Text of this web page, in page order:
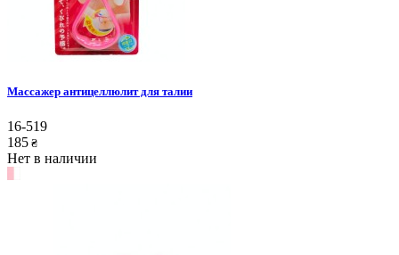
Массажер антицеллюлит для талии
16-519
185 ₴
Нет в наличии